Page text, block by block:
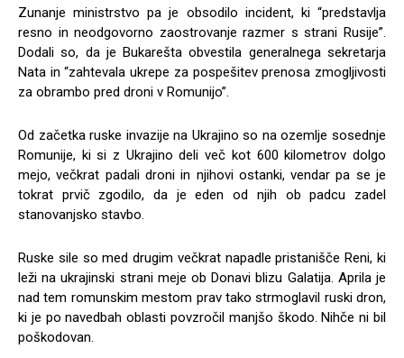
Zunanje ministrstvo pa je obsodilo incident, ki “predstavlja
resno in neodgovorno zaostrovanje razmer s strani Rusije”.
Dodali so, da je Bukarešta obvestila generalnega sekretarja
Nata in “zahtevala ukrepe za pospešitev prenosa zmogljivosti
za obrambo pred droni v Romunijo”.
Od začetka ruske invazije na Ukrajino so na ozemlje sosednje
Romunije, ki si z Ukrajino deli več kot 600 kilometrov dolgo
mejo, večkrat padali droni in njihovi ostanki, vendar pa se je
tokrat prvič zgodilo, da je eden od njih ob padcu zadel
stanovanjsko stavbo.
Ruske sile so med drugim večkrat napadle pristanišče Reni, ki
leži na ukrajinski strani meje ob Donavi blizu Galatija. Aprila je
nad tem romunskim mestom prav tako strmoglavil ruski dron,
ki je po navedbah oblasti povzročil manjšo škodo. Nihče ni bil
poškodovan.